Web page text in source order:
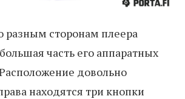
разным сторонам плеера
часть его аппаратных
довольно
находятся три кнопки